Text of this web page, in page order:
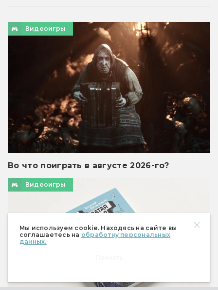
Мы используем cookie. Находясь на сайте вы
соглашаетесь на обработку персональных
данных.
Видеоигры
Во что поиграть в августе 2026-го?
Видеоигры